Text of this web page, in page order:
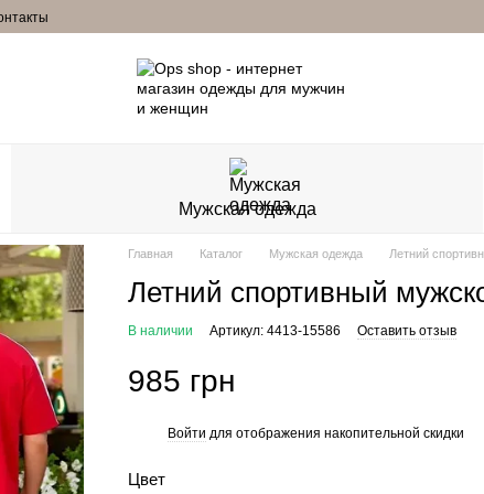
Мужская одежда
Главная Каталог Мужская одежда Летний
Летний спортивный
В наличии Артикул: 4413-15586 Оставить отзыв
985 грн
Войти для отображения накопительной скидки
Цвет